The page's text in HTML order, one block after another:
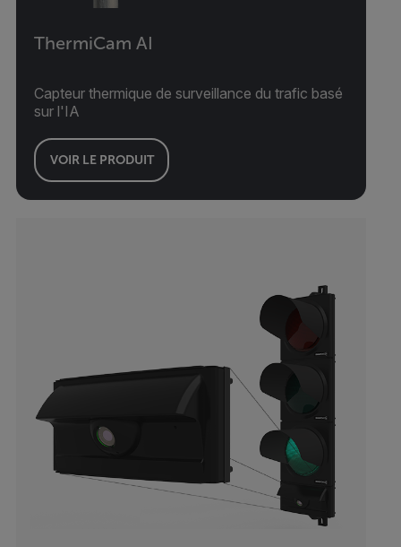
ThermiCam AI
Capteur thermique de surveillance du trafic basé
sur l'IA
VOIR LE PRODUIT